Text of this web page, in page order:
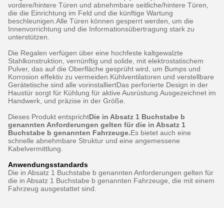
vordere/hintere Türen und abnehmbare seitliche/hintere Türen,
die die Einrichtung im Feld und die künftige Wartung
beschleunigen.Alle Türen können gesperrt werden, um die
Innenvorrichtung und die Informationsübertragung stark zu
unterstützen.
Die Regalen verfügen über eine hochfeste kaltgewalzte
Stahlkonstruktion, vernünftig und solide, mit elektrostatischem
Pulver, das auf die Oberfläche gesprüht wird, um Bumps und
Korrosion effektiv zu vermeiden.Kühlventilatoren und verstellbare
Gerätetische sind alle vorinstalliertDas perforierte Design in der
Haustür sorgt für Kühlung für aktive Ausrüstung.Ausgezeichnet im
Handwerk, und präzise in der Größe.
Dieses Produkt entsprichtDie in Absatz 1 Buchstabe b
genannten Anforderungen gelten für die in Absatz 1
Buchstabe b genannten Fahrzeuge.Es bietet auch eine
schnelle abnehmbare Struktur und eine angemessene
Kabelvermittlung.
Anwendungsstandards
Die in Absatz 1 Buchstabe b genannten Anforderungen gelten für
die in Absatz 1 Buchstabe b genannten Fahrzeuge, die mit einem
Fahrzeug ausgestattet sind.